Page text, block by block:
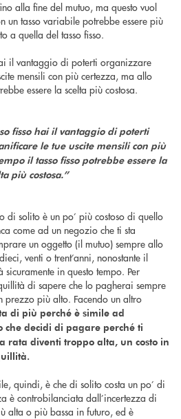
alla fine del mutuo, ma questo vuol
un tasso variabile potrebbe essere più
a quella del tasso fisso.
il vantaggio di poterti organizzare
mensili con più certezza, ma allo
essere la scelta più costosa.
fisso hai il vantaggio di poterti
le tue uscite mensili con più
il tasso fisso potrebbe essere la
più costosa.”
di solito è un po’ più costoso di quello
come ad un negozio che ti sta
un oggetto (il mutuo) sempre allo
venti o trent’anni, nonostante il
in questo tempo. Per
di sapere che lo pagherai sempre
prezzo più alto. Facendo un altro
di più perché è simile ad
che decidi di pagare perché ti
rata diventi troppo alta, un costo in
quindi, è che di solito costa un po’ di
è controbilanciata dall’incertezza di
alta o più bassa in futuro, ed è